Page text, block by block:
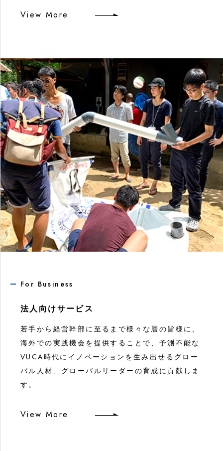
View More
For Business
法人向けサービス
若手から経営幹部に至るまで様々な層の皆様に、
海外での実践機会を提供することで、予測不能な
VUCA時代にイノベーションを生み出せるグロー
バル人材、グローバルリーダーの育成に貢献しま
す。
View More